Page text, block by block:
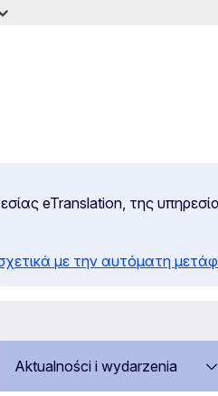
eTranslation, της
με την αυτόματη
Aktualności i wydarzenia